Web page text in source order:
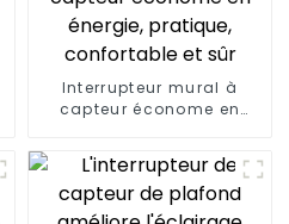
Interrupteur mural à
capteur économe en
confortable et sûr